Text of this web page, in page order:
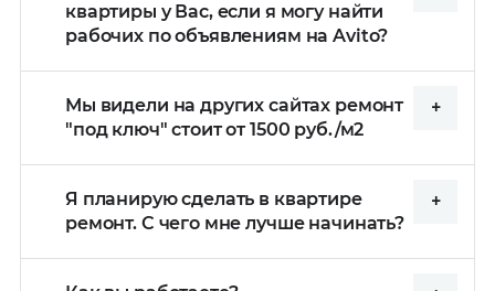
квартиры у Вас, если я могу найти
рабочих по объявлениям на Avito?
Мы видели на других сайтах ремонт
"под ключ" стоит от 1500 руб./м2
Я планирую сделать в квартире
ремонт. С чего мне лучше начинать?